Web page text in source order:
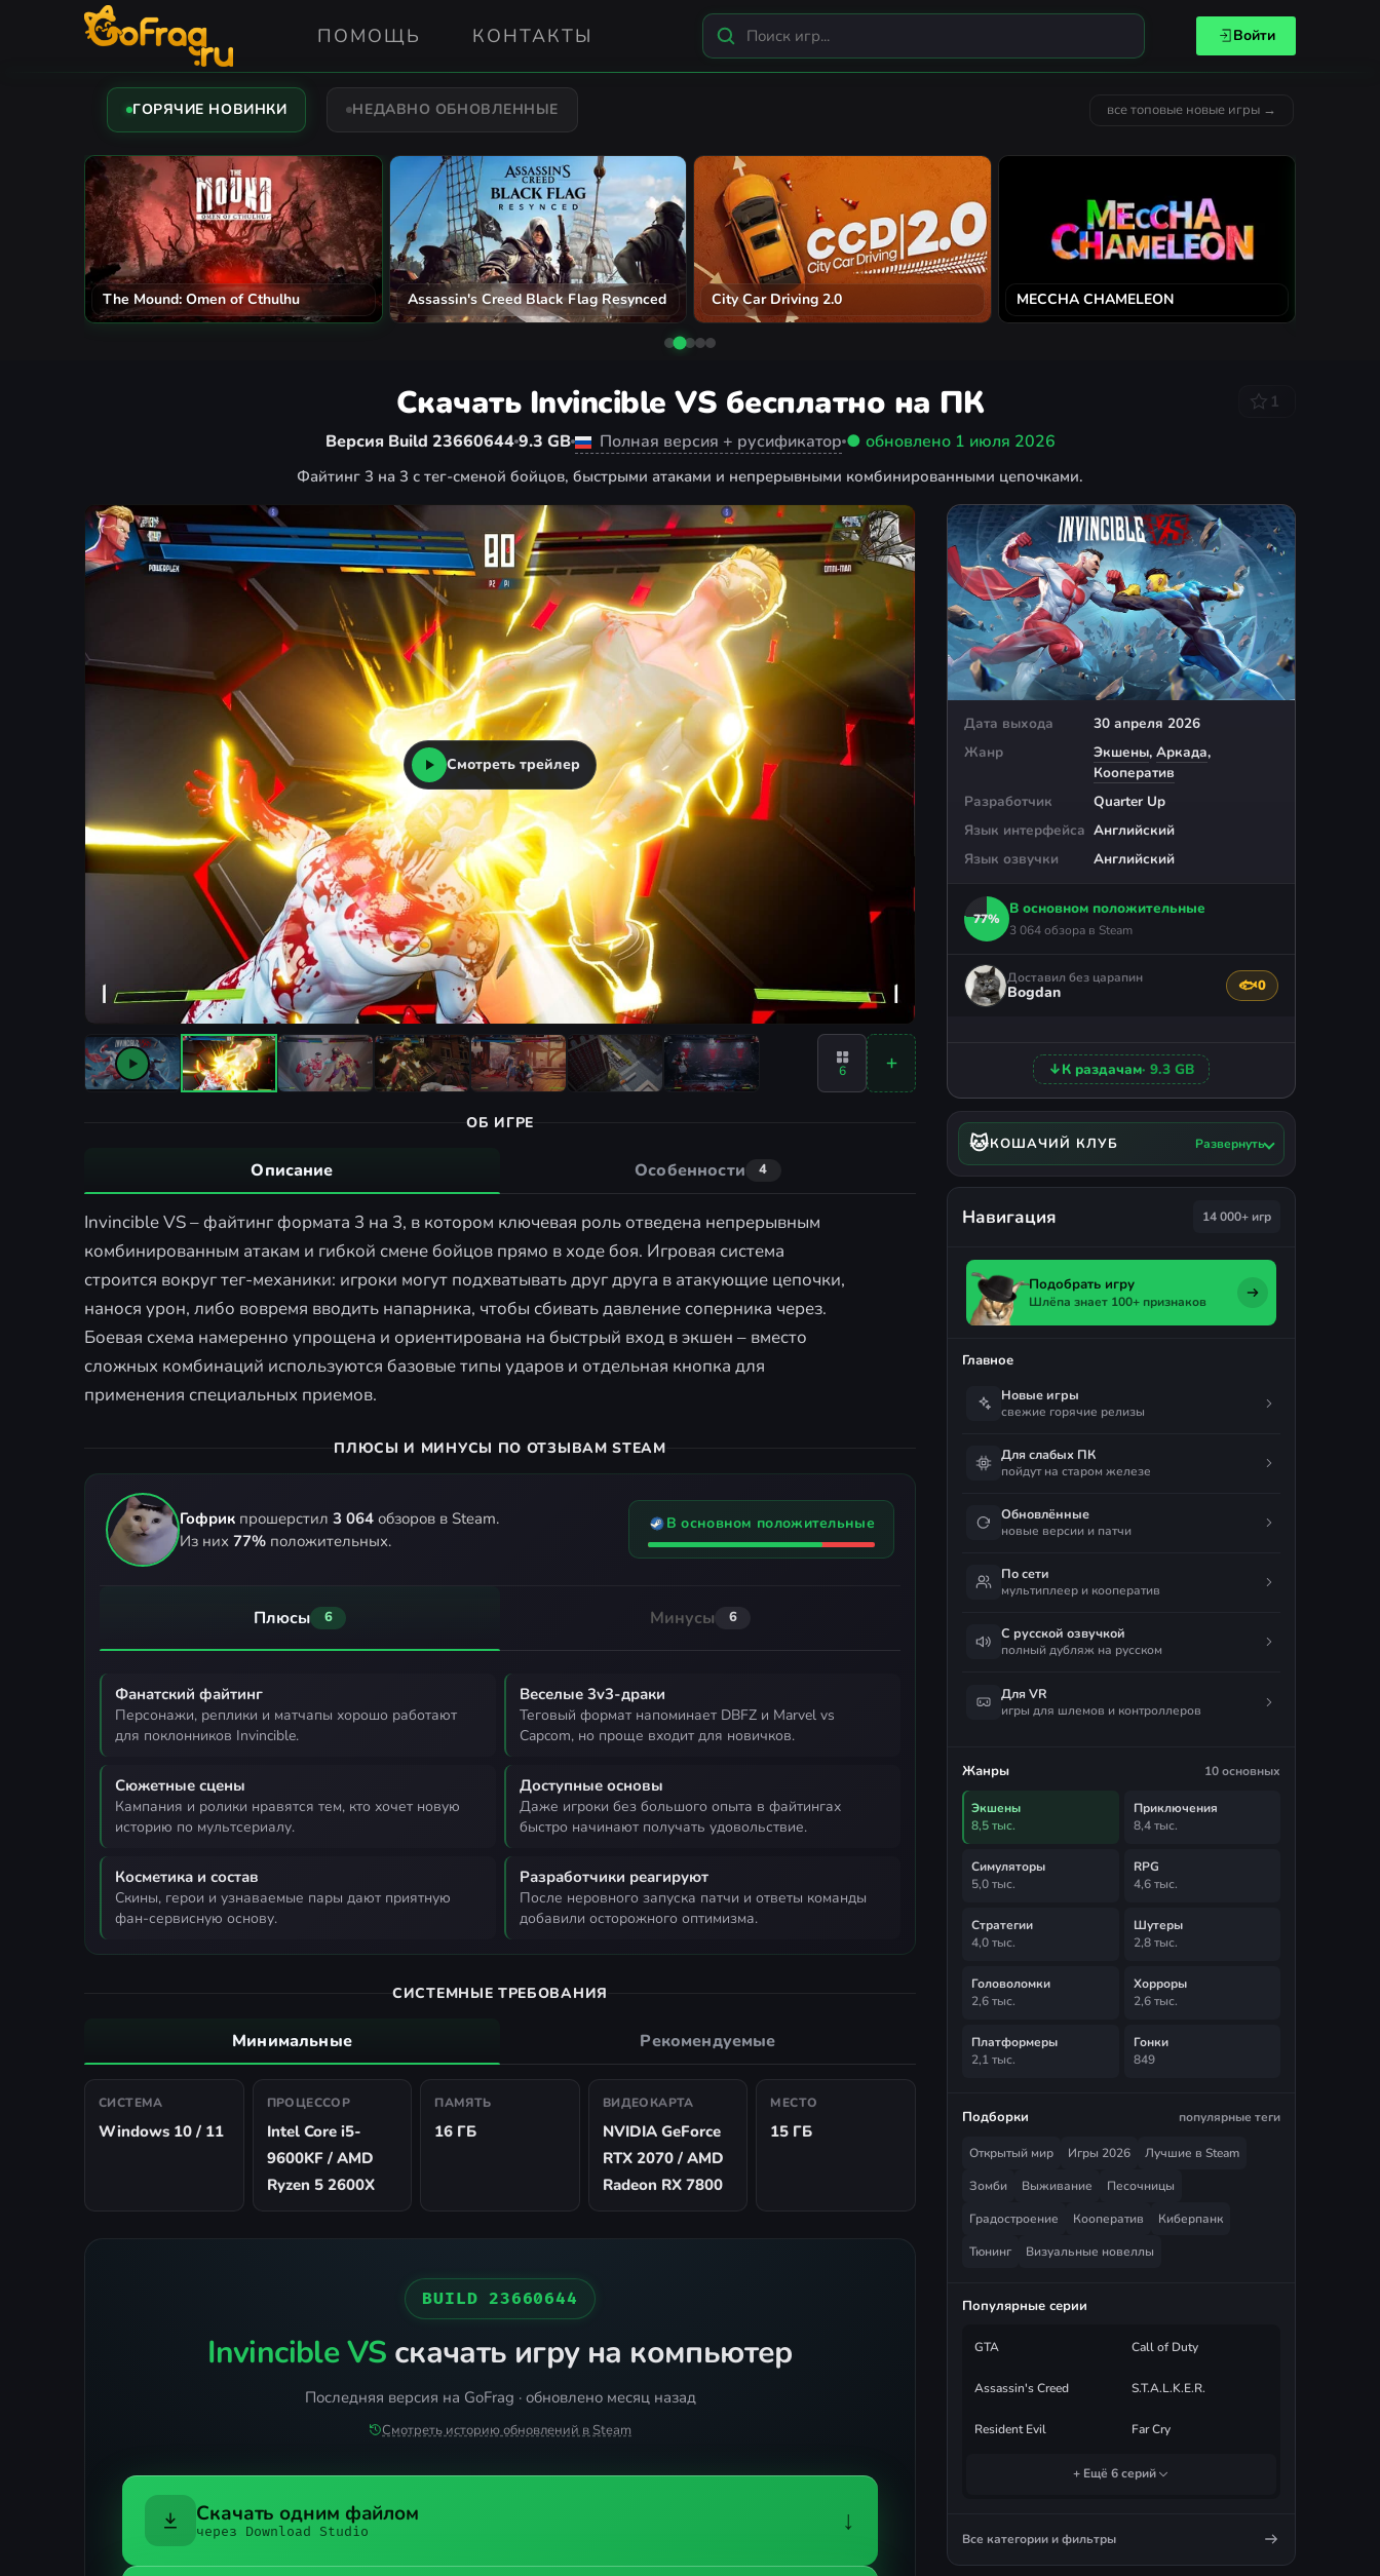
ПОМОЩЬ КОНТАКТЫ Войти
ГОРЯЧИЕ НОВИНКИ НЕДАВНО ОБНОВЛЕННЫЕ все топовые новые игры →
The Mound: Omen of Cthulhu Assassin's Creed Black Flag Resynced City Car Driving 2.0 MECCHA CHAMELEON
Скачать Invincible VS бесплатно на ПК 1
Версия Build 236606449.3 GB Полная версия + русификатор ● обновлено 1 июля 2026
Файтинг 3 на 3 с тег-сменой бойцов, быстрыми атаками и непрерывными комбинированными цепочками.
Дата выхода
30 апреля 2026
Жанр
Экшены, Аркада,
Кооператив
Разработчик
Quarter Up
Язык интерфейса Английский
Язык озвучки
Английский
77%
В основном положительные
3 064 обзора в Steam
Доставил без царапин
Bogdan 🐟0
Поблагодарить
↓К раздачам· 9.3 GB
Смотреть трейлер
6
ОБ ИГРЕ
Описание Особенности 4
Invincible VS – файтинг формата 3 на 3, в котором ключевая роль отведена непрерывным
комбинированным атакам и гибкой смене бойцов прямо в ходе боя. Игровая система
строится вокруг тег-механики: игроки могут подхватывать друг друга в атакующие цепочки,
нанося урон, либо вовремя вводить напарника, чтобы сбивать давление соперника через.
Боевая схема намеренно упрощена и ориентирована на быстрый вход в экшен – вместо
сложных комбинаций используются базовые типы ударов и отдельная кнопка для
применения специальных приемов.
ПЛЮСЫ И МИНУСЫ ПО ОТЗЫВАМ STEAM
Гофрик прошерстил 3 064 обзоров в Steam.
Из них 77% положительных.
В основном положительные
Плюсы 6 Минусы 6
Фанатский файтинг
персонажи, реплики и матчапы хорошо работают
для поклонников Invincible.
Веселые 3v3-драки
теговый формат напоминает DBFZ и Marvel vs
Capcom, но проще входит для новичков.
Сюжетные сцены
кампания и ролики нравятся тем, кто хочет новую
историю по мультсериалу.
Доступные основы
даже игроки без большого опыта в файтингах
быстро начинают получать удовольствие.
Косметика и состав
скины, герои и узнаваемые пары дают приятную
фан-сервисную основу.
Разработчики реагируют
после неровного запуска патчи и ответы команды
добавили осторожного оптимизма.
СИСТЕМНЫЕ ТРЕБОВАНИЯ
Минимальные Рекомендуемые
СИСТЕМА
Windows 10 / 11
ПРОЦЕССОР
Intel Core i5-
9600KF / AMD
Ryzen 5 2600X
ПАМЯТЬ
16 ГБ
ВИДЕОКАРТА
NVIDIA GeForce
RTX 2070 / AMD
Radeon RX 7800
МЕСТО
15 ГБ
BUILD 23660644
Invincible VS скачать игру на компьютер
Последняя версия на GoFrag · обновлено месяц назад
Смотреть историю обновлений в Steam
Скачать одним файлом
через Download Studio ↓
🐱КОШАЧИЙ КЛУБ Развернуть
Навигация 14 000+ игр
Подобрать игру
Шлёпа знает 100+ признаков
Главное
Новые игры
свежие горячие релизы
Для слабых ПК
пойдут на старом железе
Обновлённые
новые версии и патчи
По сети
мультиплеер и кооператив
С русской озвучкой
полный дубляж на русском
Для VR
игры для шлемов и контроллеров
Жанры 10 основных
Экшены
8,5 тыс.
Приключения
8,4 тыс.
Симуляторы
5,0 тыс.
RPG
4,6 тыс.
Стратегии
4,0 тыс.
Шутеры
2,8 тыс.
Головоломки
2,6 тыс.
Хорроры
2,6 тыс.
Платформеры
2,1 тыс.
Гонки
849
Подборки популярные теги
Открытый мир Игры 2026
Лучшие в Steam
Зомби
Выживание
Песочницы
Градостроение
Кооператив
Киберпанк
Тюнинг
Визуальные новеллы
Популярные серии
GTA Call of Duty
Assassin's Creed S.T.A.L.K.E.R.
Resident Evil Far Cry
+ Ещё 6 серий
Все категории и фильтры